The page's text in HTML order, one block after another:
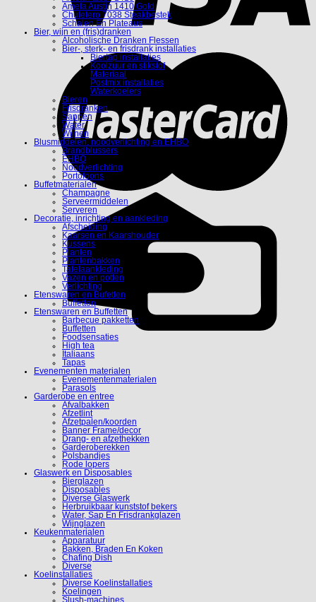
Amefa Austin 1410 Gold
Chuletero 7038 Steakbestek
Schalen En Plateaus
Bier, wijn en (fris)dranken
Alcoholische Dranken Flessen
Bier-, sterk- en frisdrank installaties
Biertap installaties
Koolzuur en stikstof
Materiaal
Postmix installaties
Waterkoelers
Bieren
Frisdranken
Sappen
Water
Wijnen
Blusmiddelen, noodverlichting en EHBO
Brandblussers
EHBO
Noodverlichting
Portofoons
Buffetmaterialen
Champagne
Serveermiddelen
Serveren
Decoratie, inrichting en aankleding
Afscheiding
Kaarsen en Kaarshouder
Kussens
Planten
Plantenbakken
Tafelaankleding
Vazen en potten
Verlichting
Etenswaren en Bufetten
Buffetten
Etenswaren en Buffetten
Barbecue pakketten
Buffetten
Foodsensaties
High tea
Italiaans
Tapas
Evenementen materialen
Evenementenmaterialen
Parasols
Garderobe en entree
Afvalbakken
Afzetlint
Afzetpalen/koorden
Banner Frame/decor
Drang- en afzethekken
Garderoberekken
Polsbandjes
Rode lopers
Glaswerk en Disposables
Bierglazen
Disposables
Diverse Glaswerk
Herbruikbaar kunststof bekers
Water, Sap En Frisdrankglazen
Wijnglazen
Keukenmaterialen
Apparatuur
Bakken, Braden En Koken
Chafing Dish
Diverse
Koelinstallaties
Diverse Koelinstallaties
Koelingen
Slush-machines